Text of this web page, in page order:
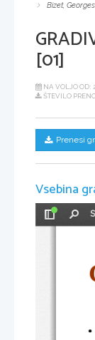
Bizet,
[01]
NA VOLJO OD:
ŠTEVILO
Prenesi
Vsebina
Preklopi
